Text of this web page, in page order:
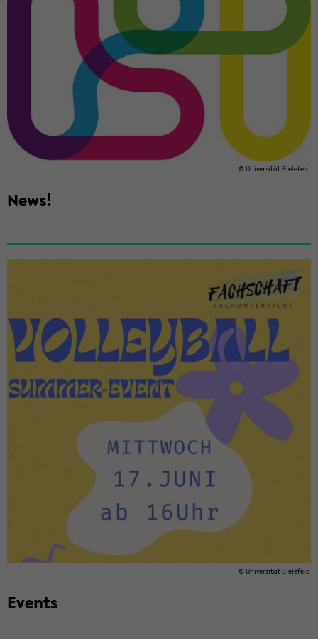
© Uni­ver­si­tät Bie­le­feld
News!
© Uni­ver­si­tät Bie­le­feld
Events